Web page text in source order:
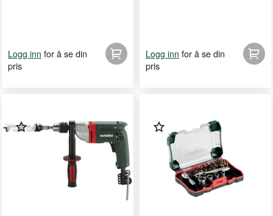
Logg inn for å se din
pris
Logg inn for å se din
pris